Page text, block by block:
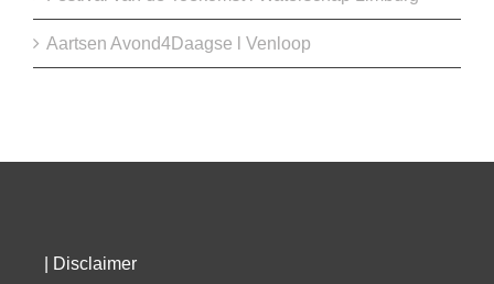
Aartsen Avond4Daagse l Venloop
Disclaimer